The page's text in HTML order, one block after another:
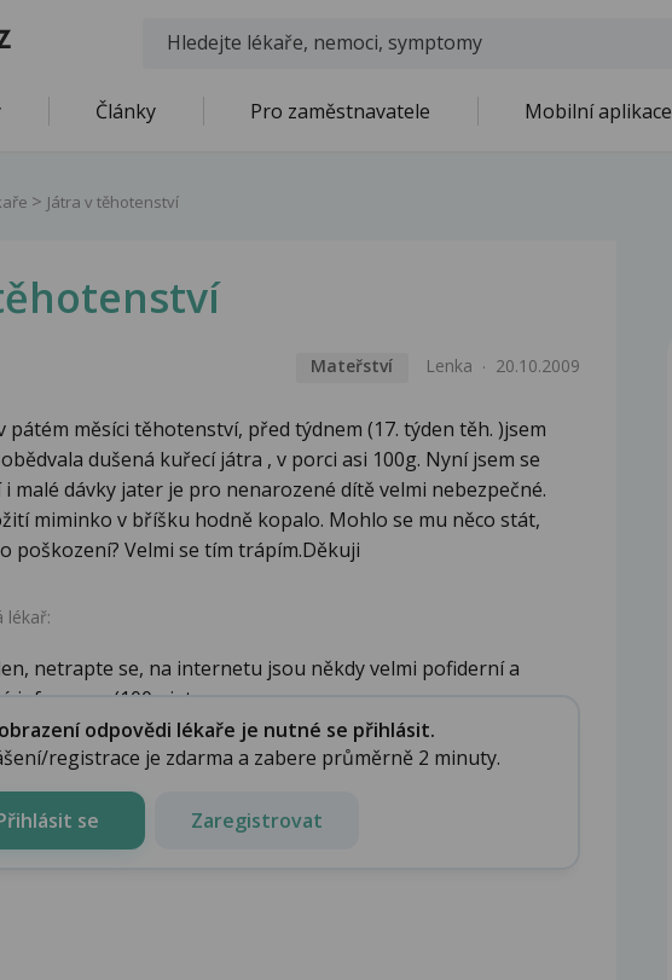
Články Pro zaměstnavatele Mobilní aplikace
Játra v těhotenství
Mateřství Lenka 20.10.2009
pátém měsíci těhotenství, před týdnem (17. týden těh. )jsem
dušená kuřecí játra , v porci asi 100g. Nyní jsem se
malé dávky jater je pro nenarozené dítě velmi nebezpečné.
miminko v bříšku hodně kopalo. Mohlo se mu něco stát,
poškození? Velmi se tím trápím.Děkuji
lékař:
netrapte se, na internetu jsou někdy velmi pofiderní a
informace (100g jat...
odpovědi lékaře je nutné se přihlásit.
registrace je zdarma a zabere průměrně 2 minuty.
se Zaregistrovat